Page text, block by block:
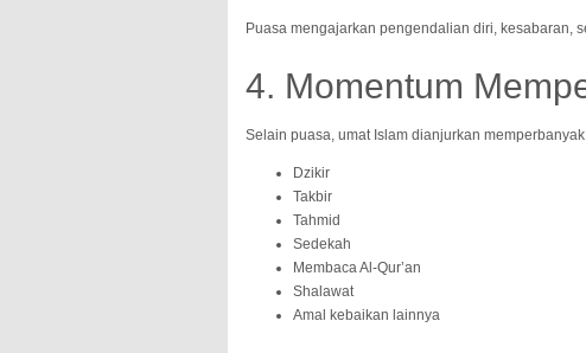
Puasa mengajarkan pengendalian diri, kesabaran,
4. Momentum
Selain puasa, umat Islam dianjurkan
Dzikir
Takbir
Tahmid
Sedekah
Membaca Al-Qur’an
Shalawat
Amal kebaikan lainnya